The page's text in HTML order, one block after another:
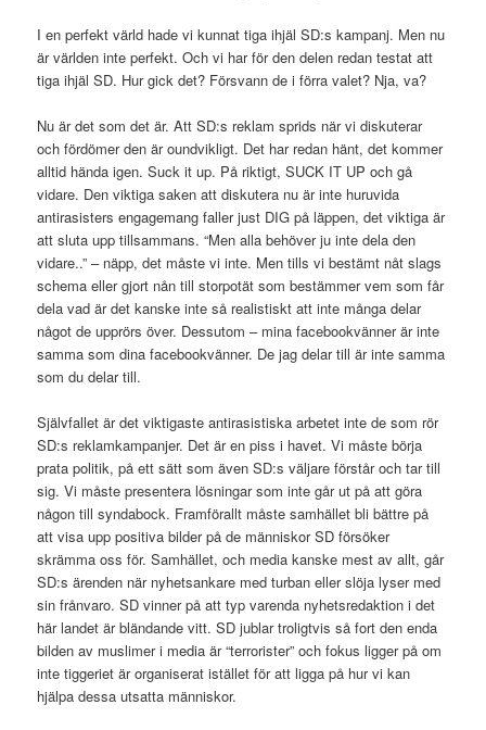
I en perfekt värld hade vi kunnat tiga ihjäl SD:s kampanj. Men nu
är världen inte perfekt. Och vi har för den delen redan testat att
tiga ihjäl SD. Hur gick det? Försvann de i förra valet? Nja, va?
Nu är det som det är. Att SD:s reklam sprids när vi diskuterar
och fördömer den är oundvikligt. Det har redan hänt, det kommer
alltid hända igen. Suck it up. På riktigt, SUCK IT UP och gå
vidare. Den viktiga saken att diskutera nu är inte huruvida
antirasisters engagemang faller just DIG på läppen, det viktiga är
att sluta upp tillsammans. “Men alla behöver ju inte dela den
vidare..” – näpp, det måste vi inte. Men tills vi bestämt nåt slags
schema eller gjort nån till storpotät som bestämmer vem som får
dela vad är det kanske inte så realistiskt att inte många delar
något de upprörs över. Dessutom – mina facebookvänner är inte
samma som dina facebookvänner. De jag delar till är inte samma
som du delar till.
Självfallet är det viktigaste antirasistiska arbetet inte de som rör
SD:s reklamkampanjer. Det är en piss i havet. Vi måste börja
prata politik, på ett sätt som även SD:s väljare förstår och tar till
sig. Vi måste presentera lösningar som inte går ut på att göra
någon till syndabock. Framförallt måste samhället bli bättre på
att visa upp positiva bilder på de människor SD försöker
skrämma oss för. Samhället, och media kanske mest av allt, går
SD:s ärenden när nyhetsankare med turban eller slöja lyser med
sin frånvaro. SD vinner på att typ varenda nyhetsredaktion i det
här landet är bländande vitt. SD jublar troligtvis så fort den enda
bilden av muslimer i media är “terrorister” och fokus ligger på om
inte tiggeriet är organiserat istället för att ligga på hur vi kan
hjälpa dessa utsatta människor.